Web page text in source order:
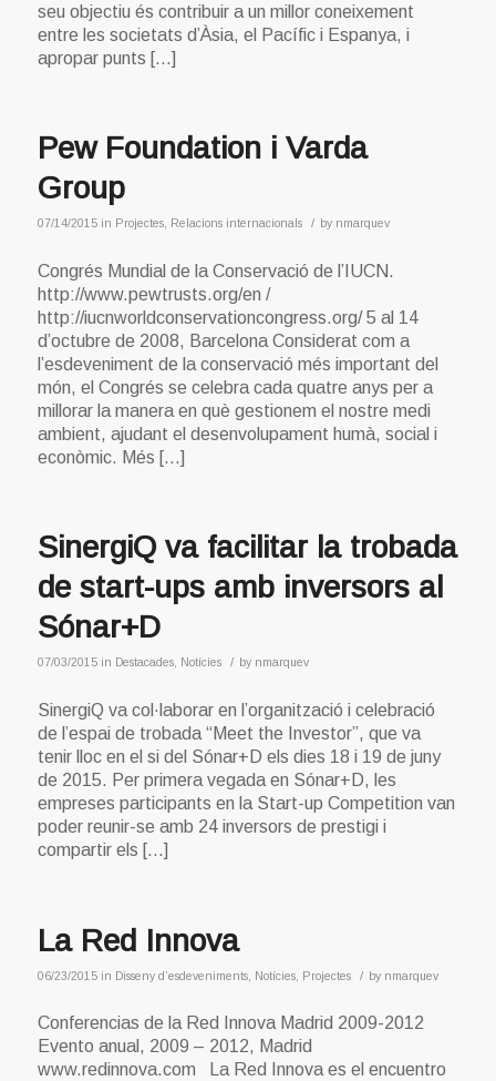
seu objectiu és contribuir a un millor coneixement
entre les societats d’Àsia, el Pacífic i Espanya, i
apropar punts […]
Pew Foundation i Varda
Group
07/14/2015 in Projectes, Relacions internacionals / by nmarquev
Congrés Mundial de la Conservació de l’IUCN.
http://www.pewtrusts.org/en /
http://iucnworldconservationcongress.org/ 5 al 14
d’octubre de 2008, Barcelona Considerat com a
l’esdeveniment de la conservació més important del
món, el Congrés se celebra cada quatre anys per a
millorar la manera en què gestionem el nostre medi
ambient, ajudant el desenvolupament humà, social i
econòmic. Més […]
SinergiQ va facilitar la trobada
de start-ups amb inversors al
Sónar+D
07/03/2015 in Destacades, Notícies / by nmarquev
SinergiQ va col·laborar en l’organització i celebració
de l’espai de trobada “Meet the Investor”, que va
tenir lloc en el si del Sónar+D els dies 18 i 19 de juny
de 2015. Per primera vegada en Sónar+D, les
empreses participants en la Start-up Competition van
poder reunir-se amb 24 inversors de prestigi i
compartir els […]
La Red Innova
06/23/2015 in Disseny d’esdeveniments, Notícies, Projectes / by nmarquev
Conferencias de la Red Innova Madrid 2009-2012
Evento anual, 2009 – 2012, Madrid
www.redinnova.com La Red Innova es el encuentro